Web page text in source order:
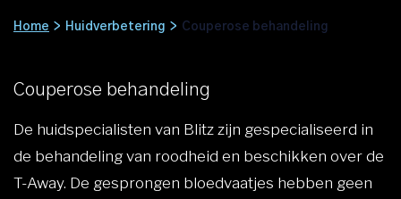
Home > Huidverbetering > Couperose behandeling
Couperose behandeling
De huidspecialisten van Blitz zijn gespecialiseerd in
de behandeling van roodheid en beschikken over de
T-Away. De gesprongen bloedvaatjes hebben geen